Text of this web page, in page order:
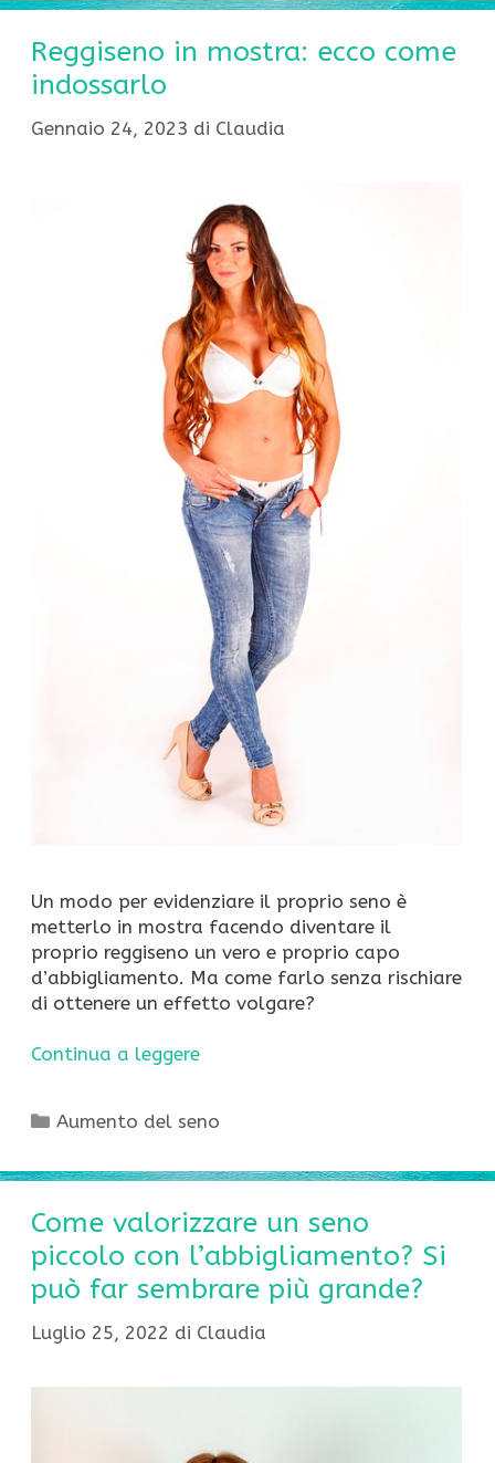
Reggiseno in mostra: ecco come
indossarlo
Gennaio 24, 2023 di Claudia
Un modo per evidenziare il proprio seno è
metterlo in mostra facendo diventare il
proprio reggiseno un vero e proprio capo
d’abbigliamento. Ma come farlo senza rischiare
di ottenere un effetto volgare?
Continua a leggere
Categorie
Aumento del seno
Come valorizzare un seno
piccolo con l’abbigliamento? Si
può far sembrare più grande?
Luglio 25, 2022 di Claudia